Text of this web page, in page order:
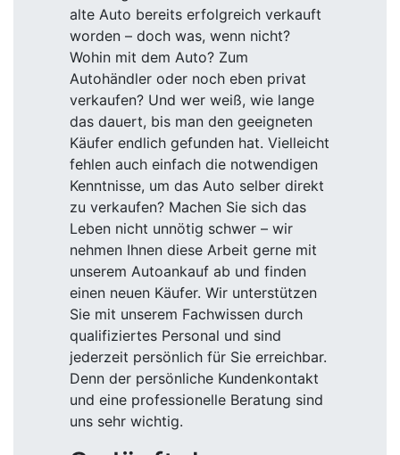
alte Auto bereits erfolgreich verkauft
worden – doch was, wenn nicht?
Wohin mit dem Auto? Zum
Autohändler oder noch eben privat
verkaufen? Und wer weiß, wie lange
das dauert, bis man den geeigneten
Käufer endlich gefunden hat. Vielleicht
fehlen auch einfach die notwendigen
Kenntnisse, um das Auto selber direkt
zu verkaufen? Machen Sie sich das
Leben nicht unnötig schwer – wir
nehmen Ihnen diese Arbeit gerne mit
unserem Autoankauf ab und finden
einen neuen Käufer. Wir unterstützen
Sie mit unserem Fachwissen durch
qualifiziertes Personal und sind
jederzeit persönlich für Sie erreichbar.
Denn der persönliche Kundenkontakt
und eine professionelle Beratung sind
uns sehr wichtig.